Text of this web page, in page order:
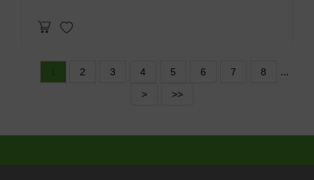
2 3 4 5 6 7 8
...
>
>>